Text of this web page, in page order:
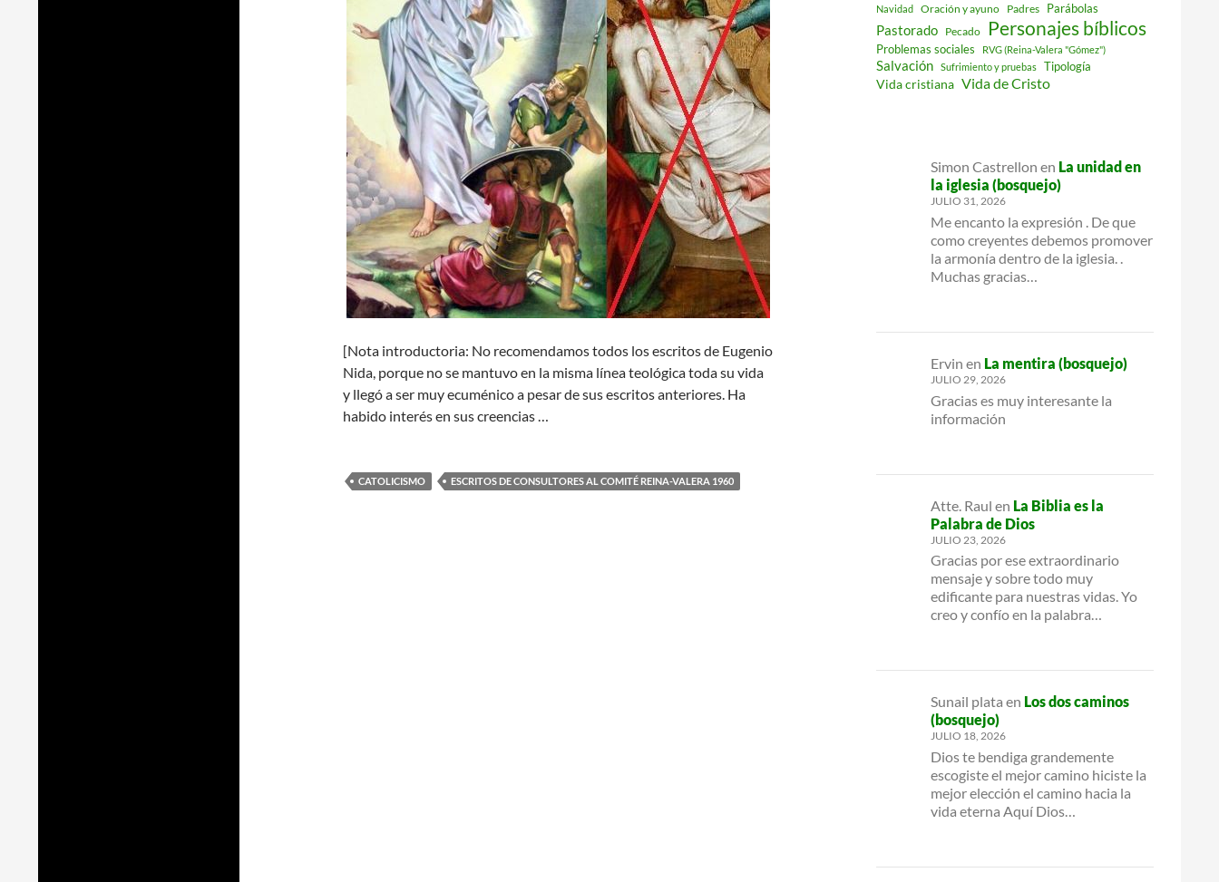
[Nota introductoria: No recomendamos todos los escritos de Eugenio
Nida, porque no se mantuvo en la misma línea teológica toda su vida
y llegó a ser muy ecuménico a pesar de sus escritos anteriores. Ha
habido interés en sus creencias …
CATOLICISMO ESCRITOS DE CONSULTORES AL COMITÉ REINA-VALERA 1960
Navidad Oración y ayuno Padres Parábolas
Pastorado Pecado Personajes bíblicos
Problemas sociales RVG (Reina-Valera "Gómez")
Salvación Sufrimiento y pruebas Tipología
Vida cristiana Vida de Cristo
Simon Castrellon en La unidad en
la iglesia (bosquejo)
JULIO 31, 2026
Me encanto la expresión . De que
como creyentes debemos promover
la armonía dentro de la iglesia. .
Muchas gracias…
Ervin en La mentira (bosquejo)
JULIO 29, 2026
Gracias es muy interesante la
información
Atte. Raul en La Biblia es la
Palabra de Dios
JULIO 23, 2026
Gracias por ese extraordinario
mensaje y sobre todo muy
edificante para nuestras vidas. Yo
creo y confío en la palabra…
Sunail plata en Los dos caminos
(bosquejo)
JULIO 18, 2026
Dios te bendiga grandemente
escogiste el mejor camino hiciste la
mejor elección el camino hacia la
vida eterna Aquí Dios…